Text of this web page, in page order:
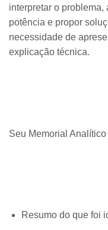
interpretar o
potência e propor
necessidade de
explicação técnica.
Seu Memorial
Resumo do que foi